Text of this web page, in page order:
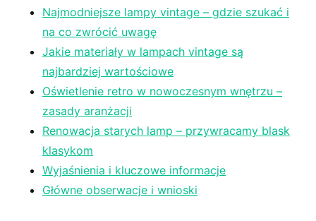
Najmodniejsze lampy vintage – gdzie szukać i
na co⁣ zwrócić ⁢uwagę
Jakie materiały w lampach​ vintage są
najbardziej wartościowe
Oświetlenie retro w nowoczesnym wnętrzu –
zasady aranżacji
Renowacja⁤ starych ⁢lamp – przywracamy blask
klasykom
Wyjaśnienia i ⁤kluczowe informacje
Główne obserwacje i wnioski